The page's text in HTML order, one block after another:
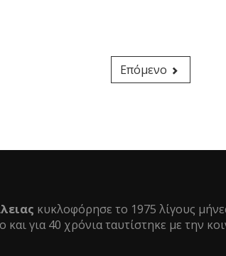
Επόμενο
κυκλοφόρησε το 1975 λίγους
για 40 χρόνια ταυτίστηκε με την